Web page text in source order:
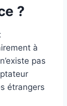
?
à
pas
étrangers